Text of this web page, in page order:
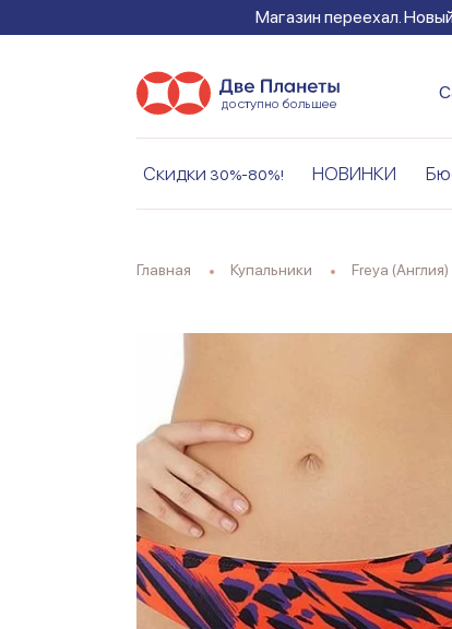
Магазин переехал.
Скидки 30%-80%! НОВИНКИ
Главная Купальники Freya (Англия)